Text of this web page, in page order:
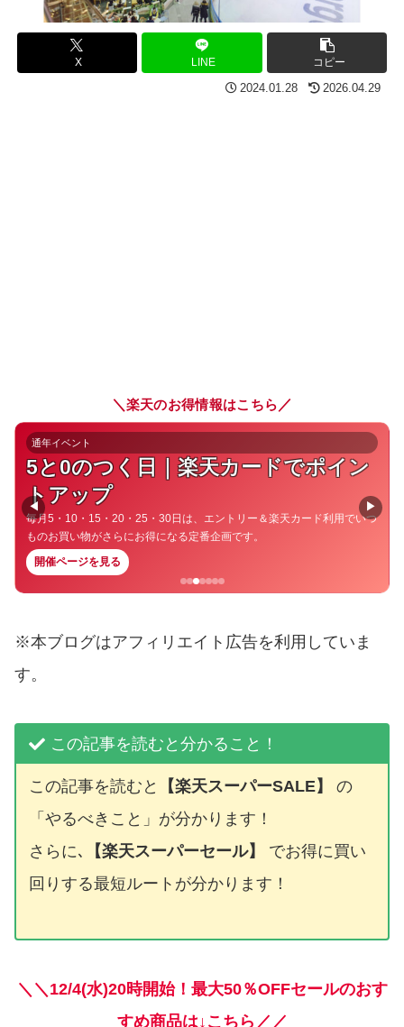
X LINE コピー
2024.01.28 2026.04.29
＼ 楽天のお得情報はこちら ／
通年イベント
5と0のつく日｜楽天カードでポイン
トアップ
毎月5・10・15・20・25・30日は、エントリー＆楽天カード利用でいつ
ものお買い物がさらにお得になる定番企画です。
開催ページを見る
◀ ▶
※本ブログはアフィリエイト広告を利用していま
す。
この記事を読むと分かること！
この記事を読むと 【楽天スーパーSALE】
の
「やるべきこと」が分かります！
さらに､
【楽天スーパーセール】
でお得に買い
回りする最短ルートが分かります！
＼＼12/4(水)20時開始！最大50％OFFセールのおす
すめ商品は↓こちら／／